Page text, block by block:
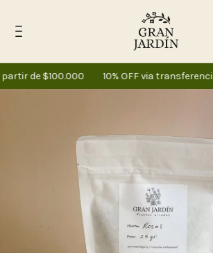
de $100.000 10% OFF via transferencia